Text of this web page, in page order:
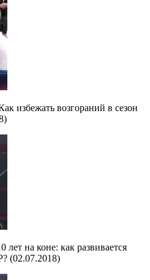
избежать возгораний в сезон
лет на коне: как развивается
(02.07.2018)